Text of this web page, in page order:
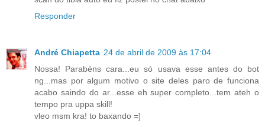
Responder
André Chiapetta 24 de abril de 2009 às 17:04
Nossa! Parabéns cara...eu só usava esse antes do bot
ng...mas por algum motivo o site deles paro de funciona
acabo saindo do ar...esse eh super completo...tem ateh o
tempo pra uppa skill!
vleo msm kra! to baxando =]